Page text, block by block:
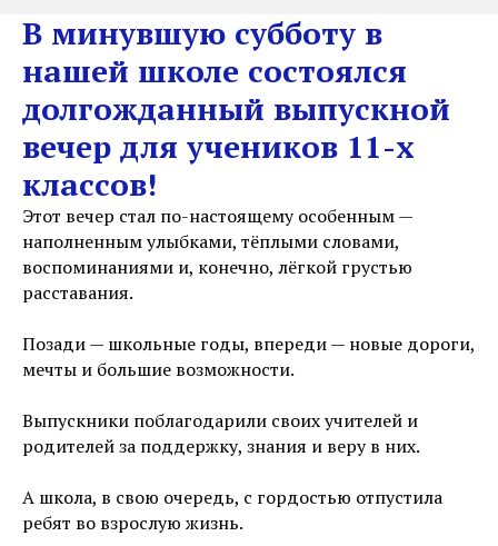
В минувшую субботу в
нашей школе состоялся
долгожданный выпускной
вечер для учеников 11-х
классов!
Этот вечер стал по-настоящему особенным —
наполненным улыбками, тёплыми словами,
воспоминаниями и, конечно, лёгкой грустью
расставания.
Позади — школьные годы, впереди — новые дороги,
мечты и большие возможности.
Выпускники поблагодарили своих учителей и
родителей за поддержку, знания и веру в них.
А школа, в свою очередь, с гордостью отпустила
ребят во взрослую жизнь.